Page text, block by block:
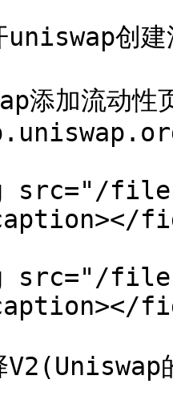
创建
添加流动
src="/files/
src="/files/